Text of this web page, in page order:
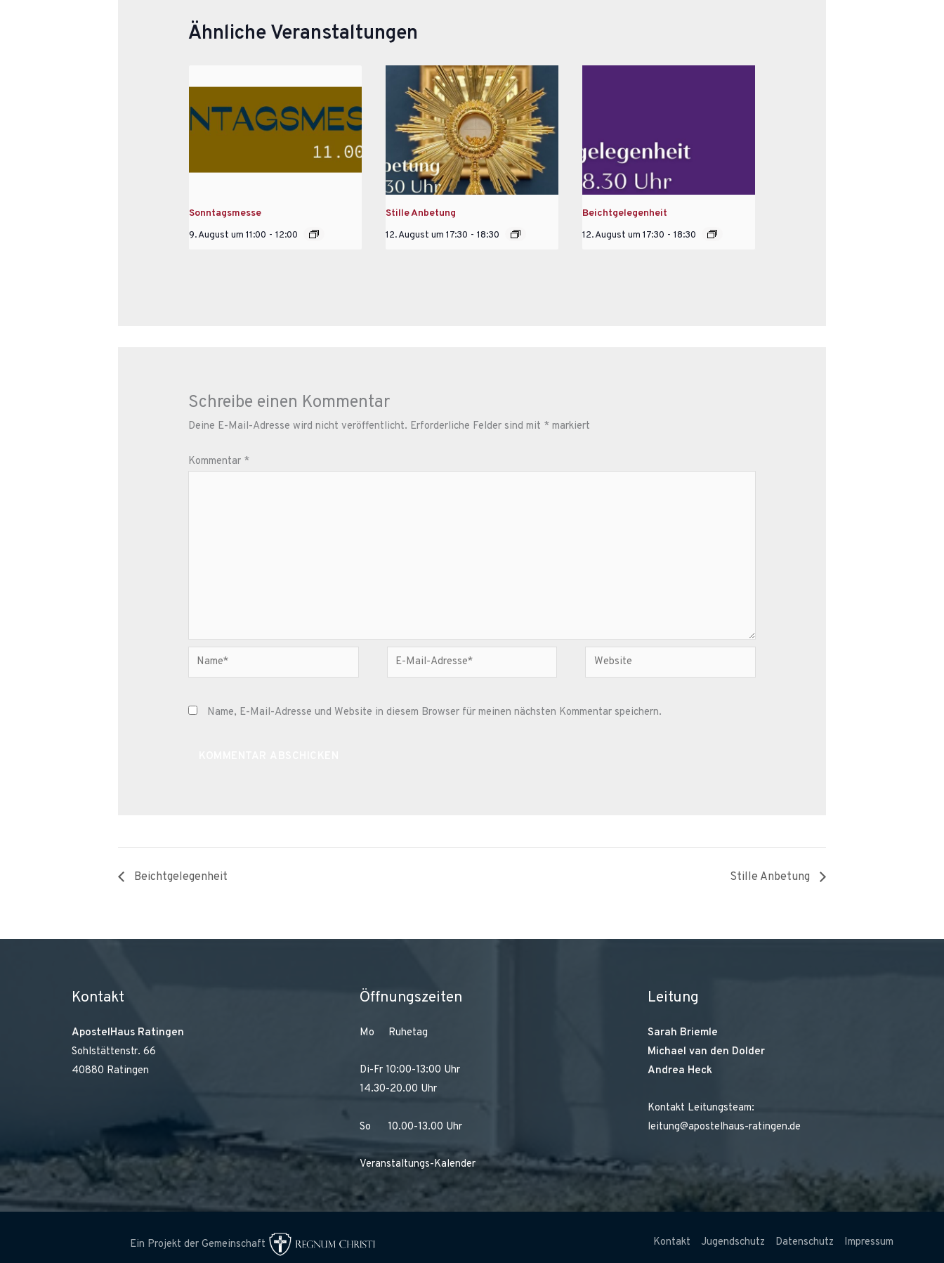
Ähnliche Veranstaltungen
Sonntagsmesse
9. August um 11:00 - 12:00
Stille Anbetung
12. August um 17:30 - 18:30
Beichtgelegenheit
12. August um 17:30 - 18:30
Schreibe einen Kommentar
Deine E-Mail-Adresse wird nicht veröffentlicht. Erforderliche Felder sind mit * markiert
Kommentar *
Name*
E-
Mail-
Website
Name, E-Mail-Adresse und Website in diesem Browser für meinen nächsten Kommentar speichern.
Beichtgelegenheit Stille Anbetung
Kontakt
ApostelHaus Ratingen
Sohlstättenstr. 66
40880 Ratingen
Öffnungszeiten
Mo Ruhetag
Di-Fr 10:00-13:00 Uhr
14.30-20.00 Uhr
So 10.00-13.00 Uhr
Veranstaltungs-Kalender
Leitung
Sarah Briemle
Michael van den Dolder
Andrea Heck
Kontakt Leitungsteam:
leitung@apostelhaus-ratingen.de
Ein Projekt der Gemeinschaft Kontakt Jugendschutz Datenschutz Impressum